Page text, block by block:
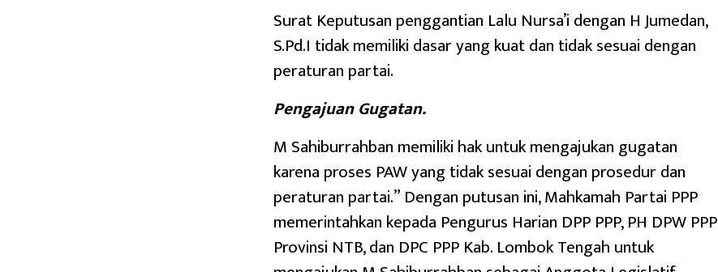
Surat Keputusan penggantian Lalu Nursa’i dengan H Jumedan,
S.Pd.I tidak memiliki dasar yang kuat dan tidak sesuai dengan
peraturan partai.
Pengajuan Gugatan.
M Sahiburrahban memiliki hak untuk mengajukan gugatan
karena proses PAW yang tidak sesuai dengan prosedur dan
peraturan partai.” Dengan putusan ini, Mahkamah Partai PPP
memerintahkan kepada Pengurus Harian DPP PPP, PH DPW PPP
Provinsi NTB, dan DPC PPP Kab. Lombok Tengah untuk